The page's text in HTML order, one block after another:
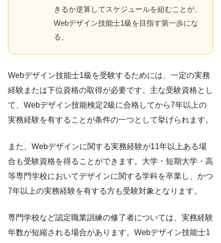
きるか逆算してスケジュールを組むことが、
Webデザイン技能士1級を目指す第一歩にな
る。
Webデザイン技能士1級を受験するためには、一定の実務
経験または下位資格の取得が必要です。主な受験資格とし
て、Webデザイン技能検定2級に合格してから7年以上の
実務経験を有することが条件の一つとして挙げられます。
また、Webデザインに関する実務経験が11年以上ある場
合も受験資格を得ることができます。大学・短期大学・高
等専門学校においてデザインに関する学科を卒業し、かつ
7年以上の実務経験を有する方も受験対象となります。
専門学校など認定職業訓練の修了者については、実務経験
年数が短縮される場合があります。Webデザイン技能士1